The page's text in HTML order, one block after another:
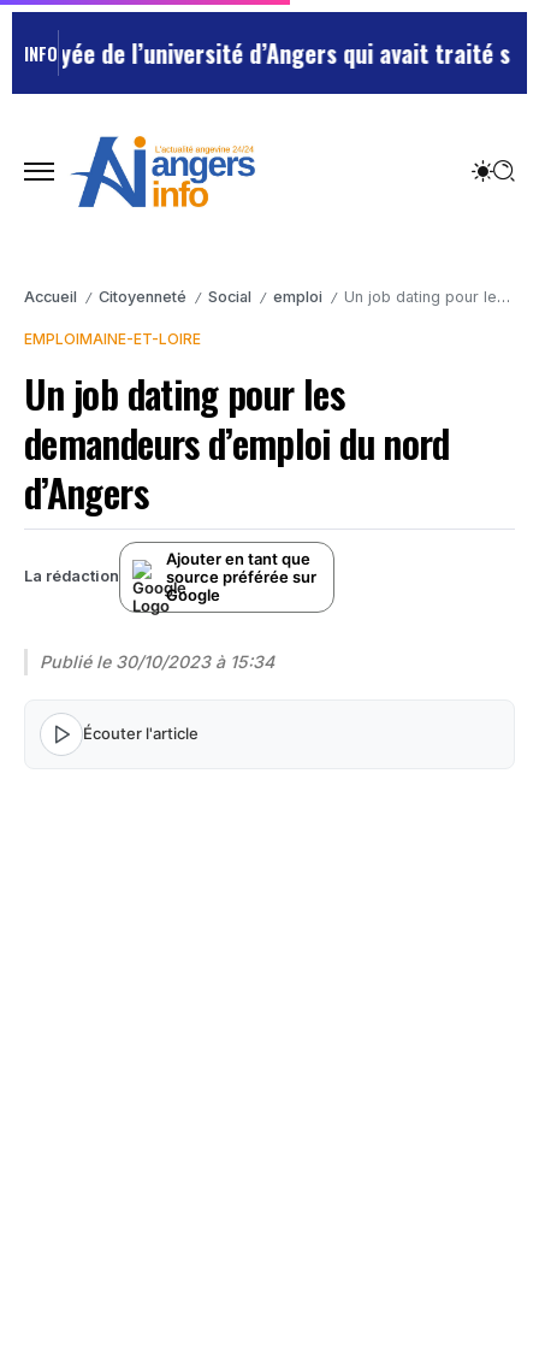
INFO de l’université d’Angers qui avait traité ses
Accueil / Citoyenneté / Social / emploi / Un job dating pour les demandeurs d’emploi du nord d’Angers
EMPLOIMAINE-ET-LOIRE
Un job dating pour les
demandeurs d’emploi du nord
d’Angers
La rédaction
Ajouter en tant que
source préférée sur
Google
Publié le 30/10/2023 à 15:34
Écouter l'article